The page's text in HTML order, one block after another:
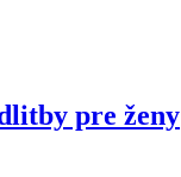
pre ženy